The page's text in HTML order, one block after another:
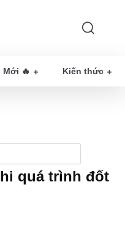
🔥 Kiến thức
quá trình đốt